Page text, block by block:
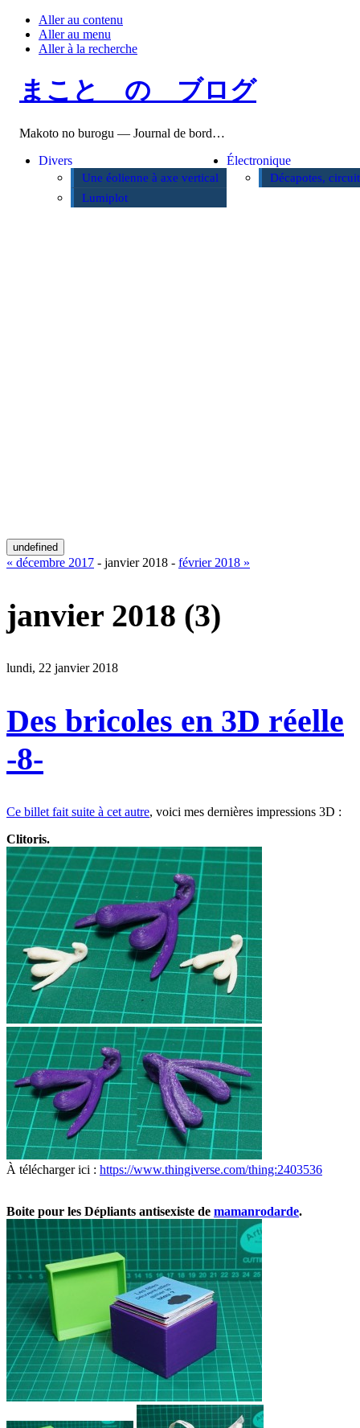
Aller au contenu
Aller au menu
Aller à la recherche
まこと の ブログ
Makoto no burogu — Journal de bord…
Divers
Une éolienne à axe vertical
Lumiplot
Électronique
Décapotes,
undefined
« décembre 2017 - janvier 2018 - février 2018 »
janvier 2018 (3)
lundi, 22 janvier 2018
Des bricoles en 3D réelle
-8-
Ce billet fait suite à cet autre, voici mes dernières impressions 3D :
Clitoris.
À télécharger ici : https://www.thingiverse.com/thing:2403536
Boite pour les Dépliants antisexiste de mamanrodarde.